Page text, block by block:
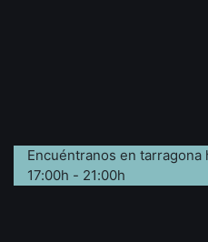
Encuéntranos en
17:00h - 21:00h